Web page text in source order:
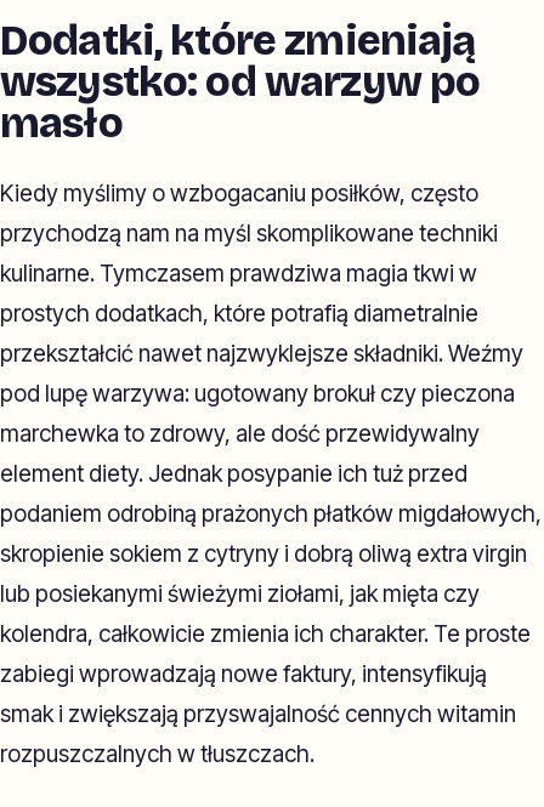
Dodatki, które zmieniają
wszystko: od warzyw po
masło
Kiedy myślimy o wzbogacaniu posiłków, często
przychodzą nam na myśl skomplikowane techniki
kulinarne. Tymczasem prawdziwa magia tkwi w
prostych dodatkach, które potrafią diametralnie
przekształcić nawet najzwyklejsze składniki. Weźmy
pod lupę warzywa: ugotowany brokuł czy pieczona
marchewka to zdrowy, ale dość przewidywalny
element diety. Jednak posypanie ich tuż przed
podaniem odrobiną prażonych płatków migdałowych,
skropienie sokiem z cytryny i dobrą oliwą extra virgin
lub posiekanymi świeżymi ziołami, jak mięta czy
kolendra, całkowicie zmienia ich charakter. Te proste
zabiegi wprowadzają nowe faktury, intensyfikują
smak i zwiększają przyswajalność cennych witamin
rozpuszczalnych w tłuszczach.